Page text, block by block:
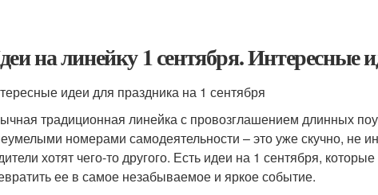
на линейку 1 сентября. Интересные
идеи для праздника на 1 сентября
традиционная линейка с провозглашением длинных
номерами самодеятельности – это уже скучно, не
хотят чего-то другого. Есть идеи на 1 сентября,
ее в самое незабываемое и яркое событие.